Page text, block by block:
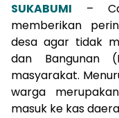
SUKABUMI –
memberikan
desa agar tidak
dan Bangunan
masyarakat.
warga
masuk ke kas